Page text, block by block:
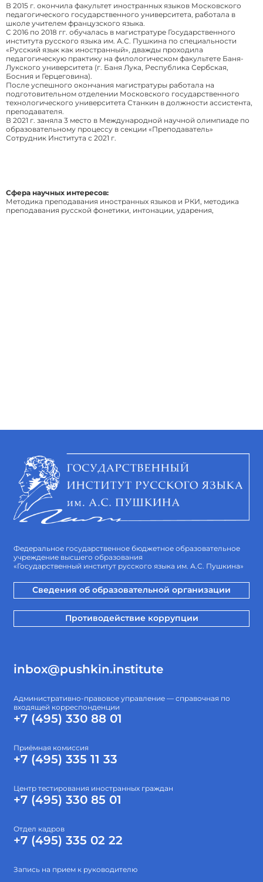
В 2015 г. окончила факультет иностранных языков Московского
педагогического государственного университета, работала в
школе учителем французского языка.
С 2016 по 2018 гг. обучалась в магистратуре Государственного
института русского языка им. А.С. Пушкина по специальности
«Русский язык как иностранный», дважды проходила
педагогическую практику на филологическом факультете Баня-
Лукского университета (г. Баня Лука, Республика Сербская,
Босния и Герцеговина).
После успешного окончания магистратуры работала на
подготовительном отделении Московского государственного
технологического университета Станкин в должности ассистента,
преподавателя.
В 2021 г. заняла 3 место в Международной научной олимпиаде по
образовательному процессу в секции «Преподаватель»
Сотрудник Института с 2021 г.
Сфера научных интересов:
Методика преподавания иностранных языков и РКИ, методика
преподавания русской фонетики, интонации, ударения,
Федеральное государственное бюджетное образовательное
учреждение высшего образования
«Государственный институт русского языка им. А.С. Пушкина»
Сведения об образовательной организации
Противодействие коррупции
inbox@pushkin.institute
Административно-правовое управление — справочная по
входящей корреспонденции
+7 (495) 330 88 01
Приёмная комиссия
+7 (495) 335 11 33
Центр тестирования иностранных граждан
+7 (495) 330 85 01
Отдел кадров
+7 (495) 335 02 22
Запись на прием к руководителю